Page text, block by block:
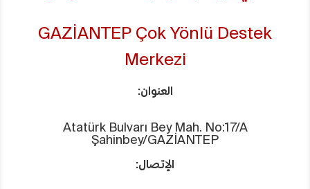
GAZİANTEP Çok Yönlü Destek
Merkezi
العنوان:
Atatürk Bulvarı Bey Mah. No:17/A
Şahinbey/GAZİANTEP
الإتصال: